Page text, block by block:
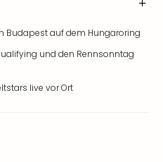
Budapest auf dem Hungaroring
und den Rennsonntag
live vor Ort